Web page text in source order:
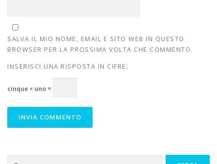
SALVA IL MIO NOME, EMAIL E SITO WEB IN QUESTO
BROWSER PER LA PROSSIMA VOLTA CHE COMMENTO.
INSERISCI UNA RISPOSTA IN CIFRE:
cinque × uno =